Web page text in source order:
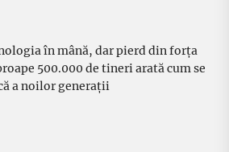
în mână, dar pierd din forța
500.000 de tineri arată cum se
a noilor generații